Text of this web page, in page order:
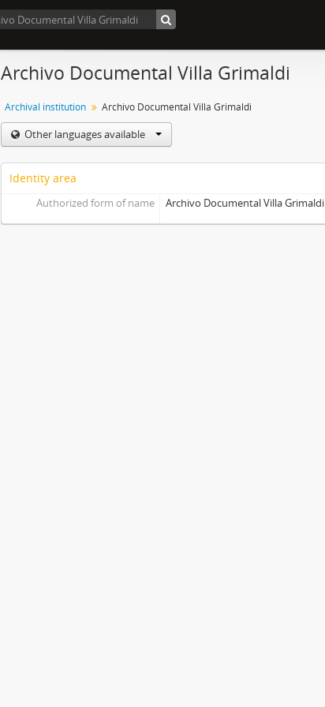
Archivo Documental Villa Grimaldi
Archival institution Archivo Documental Villa Grimaldi
Other languages available
Identity area
Authorized form of name Archivo Documental Villa Grimaldi